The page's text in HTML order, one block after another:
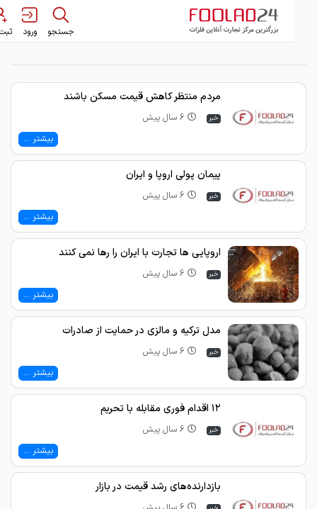
جستجو ورود ثبت نام
مردم منتظر کاهش قیمت مسکن باشند
خبر
6 سال پیش
بیشتر ...
پیمان پولی اروپا و ایران
خبر
6 سال پیش
بیشتر ...
اروپایی ها تجارت با ایران را رها نمی کنند
خبر
6 سال پیش
بیشتر ...
مدل ترکیه و مالزی در حمایت از صادرات
خبر
6 سال پیش
بیشتر ...
خبر
6 سال پیش
بیشتر ...
بازدارنده‌های رشد قیمت در بازار